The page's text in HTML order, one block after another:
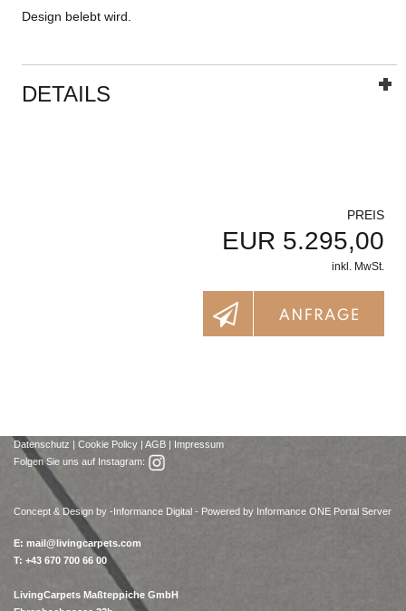
Design belebt wird.
DETAILS
PREIS
EUR 5.295,00
inkl. MwSt.
Datenschutz Cookie Policy AGB
Impressum
Folgen Sie uns auf Instagram:
Concept & Design by - Informance Digital - Powered by Informance ONE Portal Server
E: mail@livingcarpets.com
T: +43 670 700 66 00
LivingCarpets Maßteppiche GmbH